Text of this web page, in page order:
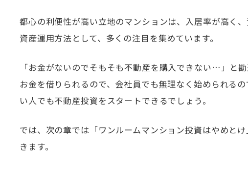
都心の利便性が高い立地のマンションは、入居率が高く
資産運用方法として、多くの注目を集めています。
「お金がないのでそもそも不動産を購入できない…」と
お金を借りられるので、会社員でも無理なく始められる
い人でも不動産投資をスタートできるでしょう。
では、次の章では「ワンルームマンション投資はやめと
きます。